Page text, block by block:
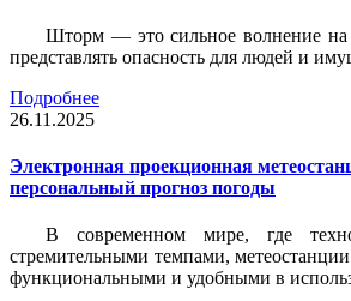
Шторм — это сильное волнение на
представлять опасность для людей и
Подробнее
26.11.2025
Электронная проекционная
персональный прогноз погоды
В современном мире, где
стремительными темпами, метеостанции
функциональными и удобными в